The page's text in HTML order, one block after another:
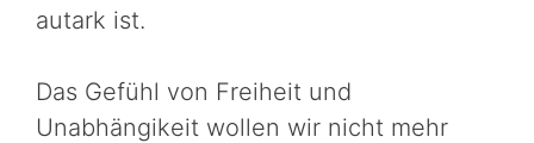
autark ist.
Das Gefühl von Freiheit und
Unabhängikeit wollen wir nicht mehr